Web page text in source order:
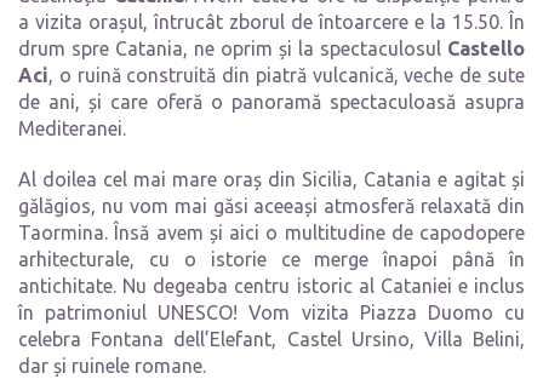
a vizita orașul, întrucât zborul de întoarcere e la 15.50. În
drum spre Catania, ne oprim și la spectaculosul Castello
Aci, o ruină construită din piatră vulcanică, veche de sute
de ani, și care oferă o panoramă spectaculoasă asupra
Mediteranei.
Al doilea cel mai mare oraș din Sicilia, Catania e agitat și
gălăgios, nu vom mai găsi aceeași atmosferă relaxată din
Taormina. Însă avem și aici o multitudine de capodopere
arhitecturale, cu o istorie ce merge înapoi până în
antichitate. Nu degeaba centru istoric al Cataniei e inclus
în patrimoniul UNESCO! Vom vizita Piazza Duomo cu
celebra Fontana dell’Elefant, Castel Ursino, Villa Belini,
dar și ruinele romane.